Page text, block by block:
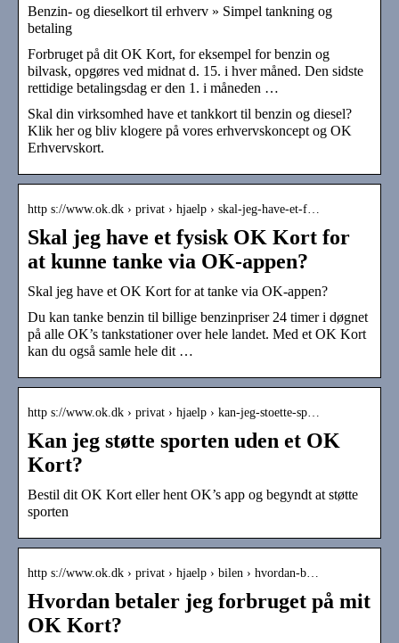
Benzin- og dieselkort til erhverv » Simpel tankning og
betaling
​Forbruget på dit OK Kort, for eksempel for benzin og
bilvask, opgøres ved midnat d. 15. i hver måned. Den sidste
rettidige betalingsdag er den 1. i måneden …
Skal din virksomhed have et tankkort til benzin og diesel?
Klik her og bliv klogere på vores erhvervskoncept og OK
Erhvervskort.
http s://www.ok.dk › privat › hjaelp › skal-jeg-have-et-f…
Skal jeg have et fysisk OK Kort for
at kunne tanke via OK-appen?
Skal jeg have et OK Kort for at tanke via OK-appen?
Du kan tanke benzin til billige benzinpriser 24 timer i døgnet
på alle OK’s tankstationer over hele landet. Med et OK Kort
kan du også samle hele dit …
http s://www.ok.dk › privat › hjaelp › kan-jeg-stoette-sp…
Kan jeg støtte sporten uden et OK
Kort?
Bestil dit OK Kort eller hent OK’s app og begyndt at støtte
sporten
http s://www.ok.dk › privat › hjaelp › bilen › hvordan-b…
Hvordan betaler jeg forbruget på mit
OK Kort?